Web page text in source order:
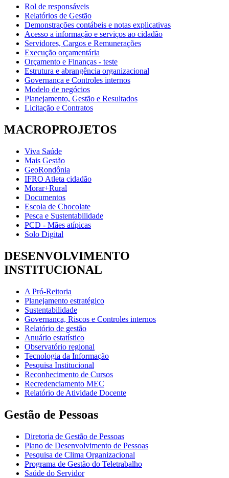
Rol de responsáveis
Relatórios de Gestão
Demonstrações contábeis e notas explicativas
Acesso a informação e serviços ao cidadão
Servidores, Cargos e Remunerações
Execução orçamentária
Orçamento e Finanças - teste
Estrutura e abrangência organizacional
Governança e Controles internos
Modelo de negócios
Planejamento, Gestão e Resultados
Licitação e Contratos
MACROPROJETOS
Viva Saúde
Mais Gestão
GeoRondônia
IFRO Atleta cidadão
Morar+Rural
Documentos
Escola de Chocolate
Pesca e Sustentabilidade
PCD - Mães atípicas
Solo Digital
DESENVOLVIMENTO
INSTITUCIONAL
A Pró-Reitoria
Planejamento estratégico
Sustentabilidade
Governança, Riscos e Controles internos
Relatório de gestão
Anuário estatístico
Observatório regional
Tecnologia da Informação
Pesquisa Institucional
Reconhecimento de Cursos
Recredenciamento MEC
Relatório de Atividade Docente
Gestão de Pessoas
Diretoria de Gestão de Pessoas
Plano de Desenvolvimento de Pessoas
Pesquisa de Clima Organizacional
Programa de Gestão do Teletrabalho
Saúde do Servidor